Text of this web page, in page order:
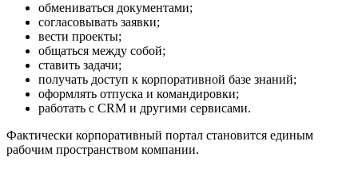
обмениваться документами;
согласовывать заявки;
вести проекты;
общаться между собой;
ставить задачи;
получать доступ к корпоративной базе знаний;
оформлять отпуска и командировки;
работать с CRM и другими сервисами.
Фактически корпоративный портал становится единым
рабочим пространством компании.